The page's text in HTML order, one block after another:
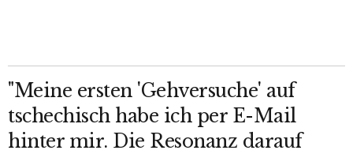
"Meine ersten 'Gehversuche' auf
tschechisch habe ich per E-Mail
hinter mir. Die Resonanz darauf